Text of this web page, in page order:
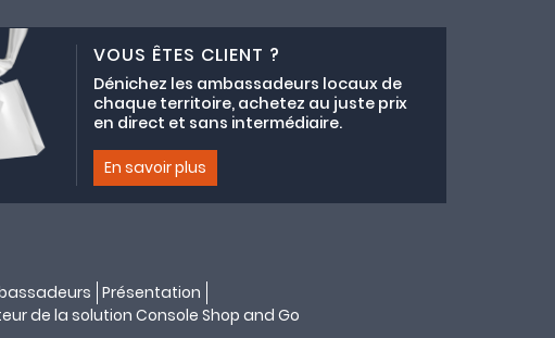
VOUS ÊTES CLIENT ?
Dénichez les ambassadeurs locaux de
chaque territoire, achetez au juste prix
en direct et sans intermédiaire.
En savoir plus
Présentation
de la solutionConsole Shop and Go